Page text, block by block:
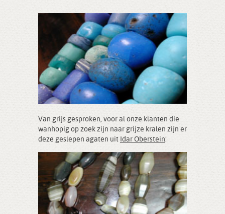
Van grijs gesproken, voor al onze klanten die
wanhopig op zoek zijn naar grijze kralen zijn er
deze geslepen agaten uit Idar Oberstein: